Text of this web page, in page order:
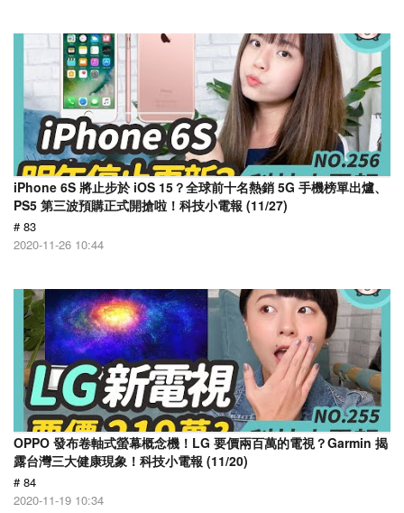
iPhone 6S 將止步於 iOS 15？全球前十名熱銷 5G 手機榜單出爐、
PS5 第三波預購正式開搶啦！科技小電報 (11/27)
# 83
2020-11-26 10:44
OPPO 發布卷軸式螢幕概念機！LG 要價兩百萬的電視？Garmin 揭
露台灣三大健康現象！科技小電報 (11/20)
# 84
2020-11-19 10:34